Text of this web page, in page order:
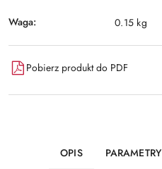
Waga: 0.15 kg
Pobierz produkt do PDF
OPIS PARAMETRY